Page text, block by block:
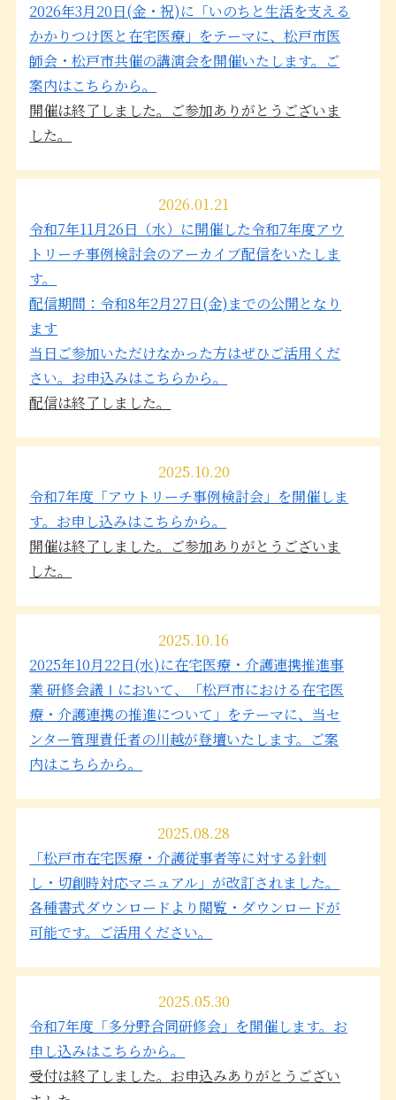
2026年3月20日(金・祝)に「いのちと生活を支える
かかりつけ医と在宅医療」をテーマに、松戸市医
師会・松戸市共催の講演会を開催いたします。ご
案内はこちらから。
開催は終了しました。ご参加ありがとうございま
した。
2026.01.21
令和7年11月26日（水）に開催した令和7年度アウ
トリーチ事例検討会のアーカイブ配信をいたしま
す。
配信期間：令和8年2月27日(金)までの公開となり
ます
当日ご参加いただけなかった方はぜひご活用くだ
さい。お申込みはこちらから。
配信は終了しました。
2025.10.20
令和7年度「アウトリーチ事例検討会」を開催しま
す。お申し込みはこちらから。
開催は終了しました。ご参加ありがとうございま
した。
2025.10.16
2025年10月22日(水)に在宅医療・介護連携推進事
業 研修会議Ⅰにおいて、「松戸市における在宅医
療・介護連携の推進について」をテーマに、当セ
ンター管理責任者の川越が登壇いたします。ご案
内はこちらから。
2025.08.28
「松戸市在宅医療・介護従事者等に対する針刺
し・切創時対応マニュアル」が改訂されました。
各種書式ダウンロードより閲覧・ダウンロードが
可能です。ご活用ください。
2025.05.30
令和7年度「多分野合同研修会」を開催します。お
申し込みはこちらから。
受付は終了しました。お申込みありがとうござい